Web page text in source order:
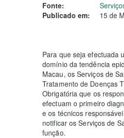
Fonte:
Publicado em:
15 de
Para que seja efectuada
domínio da tendência
Macau, os Serviços de
Tratamento de Doenças
Obrigatória que os
efectuam o primeiro
e os técnicos
notificar os Serviços de
função.